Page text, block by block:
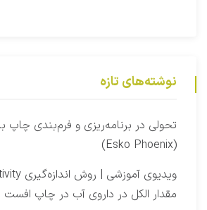
نوشته‌های تازه
‫تحولی در برنامه‌ریزی و فرم‌بندی چاپ
(Esko Phoenix)
مقدار الکل در داروی آب در چاپ افست​